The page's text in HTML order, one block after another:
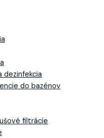
dezinfekcia
do bazénov
filtrácie